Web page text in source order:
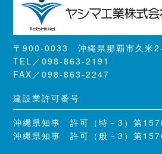
〒900-0033 沖縄県那覇市久米
TEL／098-863-2191
FAX／098-863-2247
建設業許可番号
沖縄県知事 許可（特－3）第
沖縄県知事 許可（般－3）第